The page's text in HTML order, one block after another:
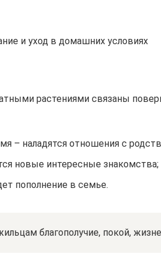
и уход в домашних условиях
растениями связаны
– наладятся отношения с
новые интересные знакомства;
пополнение в семье.
благополучие, покой,